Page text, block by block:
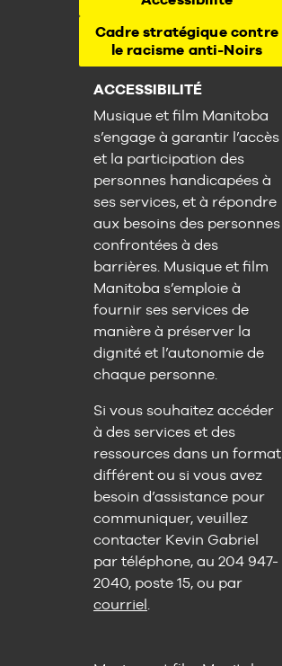
Cadre stratégique contre
le racisme anti-Noirs
ACCESSIBILITÉ
Musique et film Manitoba
s’engage à garantir l’accès
et la participation des
personnes handicapées à
ses services, et à répondre
aux besoins des personnes
confrontées à des
barrières. Musique et film
Manitoba s’emploie à
fournir ses services de
manière à préserver la
dignité et l’autonomie de
chaque personne.
Si vous souhaitez accéder
à des services et des
ressources dans un format
différent ou si vous avez
besoin d’assistance pour
communiquer, veuillez
contacter Kevin Gabriel
par téléphone, au 204 947-
2040, poste 15, ou par
courriel.